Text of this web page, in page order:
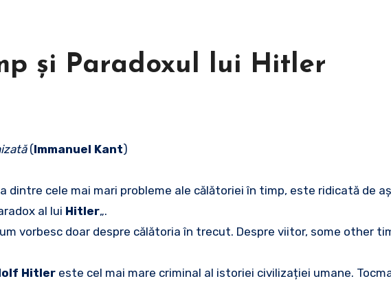
și Paradoxul lui Hitler
(Immanuel Kant)
dintre cele mai mari probleme ale călătoriei în timp, este ridicată de
al lui Hitler„.
vorbesc doar despre călătoria în trecut. Despre viitor, some other
Hitler este cel mai mare criminal al istoriei civilizației umane.